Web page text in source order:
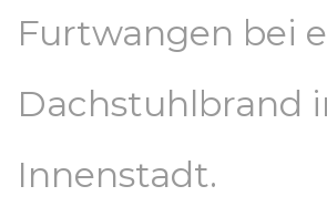
Furtwangen bei
Dachstuhlbrand
Innenstadt.